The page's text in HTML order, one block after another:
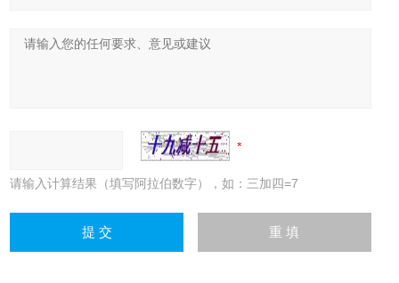
请输入计算结果（填写阿拉伯数字），如：三加四=7